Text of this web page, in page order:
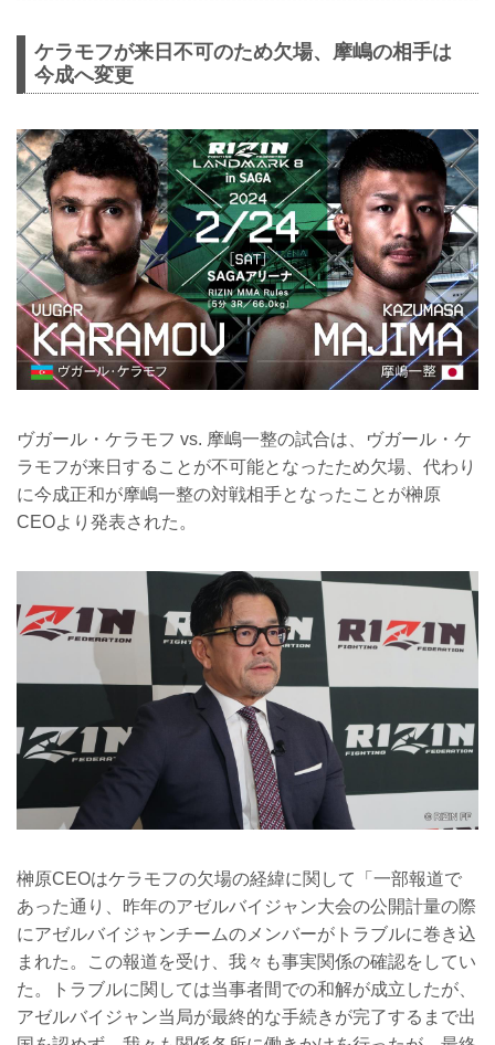
ケラモフが来日不可のため欠場、摩嶋の相手は
今成へ変更
ヴガール・ケラモフ vs. 摩嶋一整の試合は、ヴガール・ケ
ラモフが来日することが不可能となったため欠場、代わり
に今成正和が摩嶋一整の対戦相手となったことが榊原
CEOより発表された。
榊原CEOはケラモフの欠場の経緯に関して「一部報道で
あった通り、昨年のアゼルバイジャン大会の公開計量の際
にアゼルバイジャンチームのメンバーがトラブルに巻き込
まれた。この報道を受け、我々も事実関係の確認をしてい
た。トラブルに関しては当事者間での和解が成立したが、
アゼルバイジャン当局が最終的な手続きが完了するまで出